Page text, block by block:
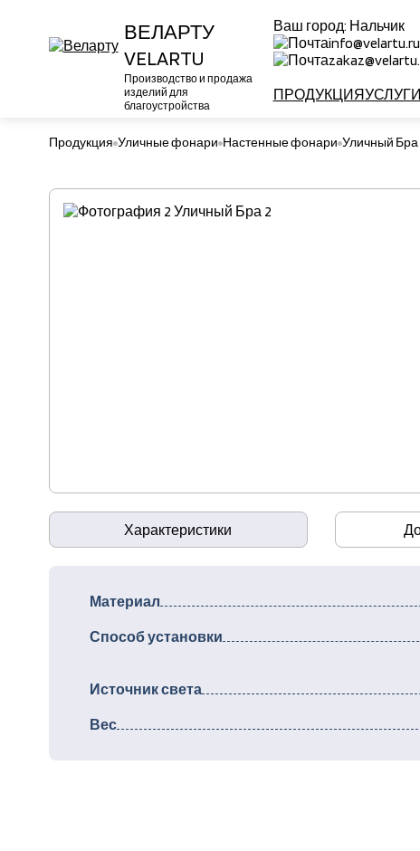
ВЕЛАРТУ
VELARTU
Производство и продажа
изделий для
благоустройства
Ваш город: Нальчик
info@velartu.ru
ПРОДУКЦИЯУСЛУГИ
Продукция Уличные фонари Настенные фонари Уличный Бра
Характеристики
Материал
Способ установки
Источник света
Вес